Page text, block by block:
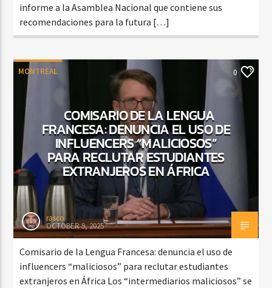
informe a la Asamblea Nacional que contiene sus
recomendaciones para la futura […]
MONTREAL 0
COMISARIO DE LA LENGUA
FRANCESA: DENUNCIA EL USO DE
INFLUENCERS “MALICIOSOS”
PARA RECLUTAR ESTUDIANTES
EXTRANJEROS EN ÁFRICA
rasco
OCTOBER 9, 2025
Comisario de la Lengua Francesa: denuncia el uso de
influencers “maliciosos” para reclutar estudiantes
extranjeros en África Los “intermediarios maliciosos” se